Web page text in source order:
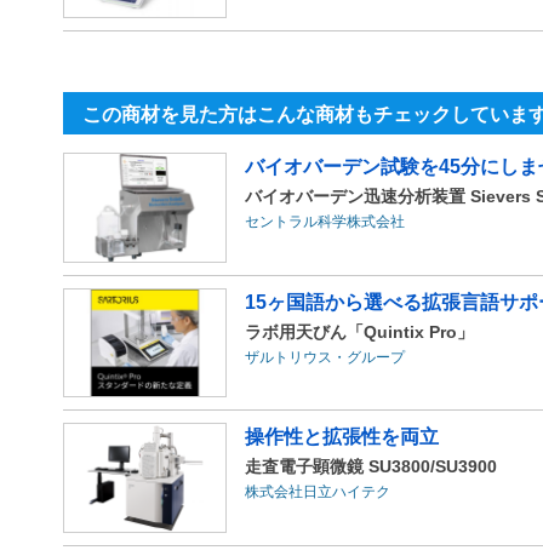
この商材を見た方はこんな商材もチェックしていま
バイオバーデン試験を45分にしま
バイオバーデン迅速分析装置 Sievers
セントラル科学株式会社
15ヶ国語から選べる拡張言語サ
ラボ用天びん「Quintix Pro」
ザルトリウス・グループ
操作性と拡張性を両立
走査電子顕微鏡 SU3800/SU3900
株式会社日立ハイテク